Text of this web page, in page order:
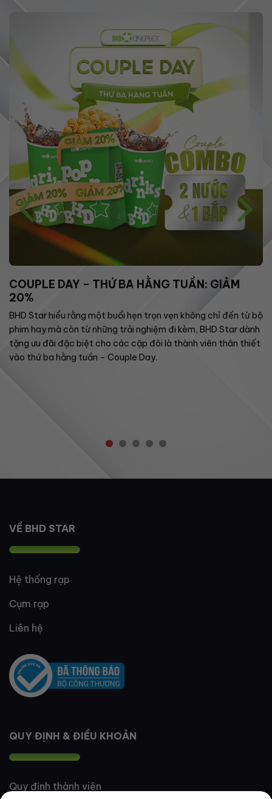
COUPLE DAY – THỨ BA HẰNG TUẦN: GIẢM
20%
BHD Star hiểu rằng một buổi hẹn trọn vẹn không chỉ đến từ bộ
phim hay mà còn từ những trải nghiệm đi kèm, BHD Star dành
tặng ưu đãi đặc biệt cho các cặp đôi là thành viên thân thiết
vào thứ ba hằng tuần – Couple Day.
VỀ BHD STAR
Hệ thống rạp
Cụm rạp
Liên hệ
QUY ĐỊNH & ĐIỀU KHOẢN
Quy định thành viên